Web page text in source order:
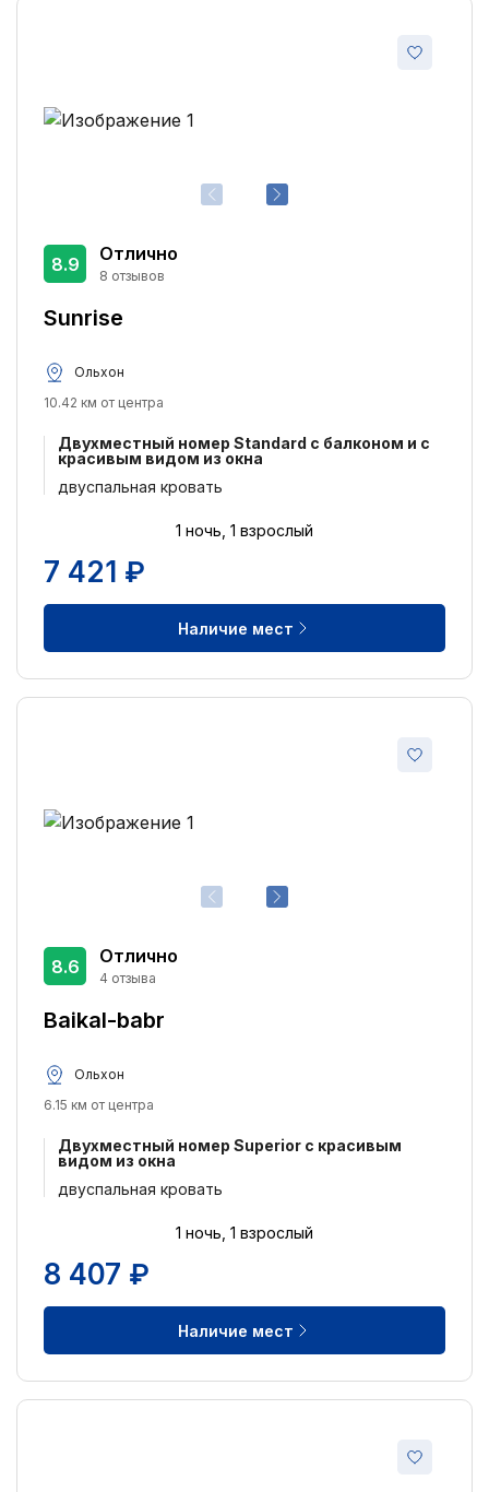
Sunrise
Отлично
8 отзывов
8.9
Ольхон
10.42 км от центра
Двухместный номер Standard с балконом и с
красивым видом из окна
двуспальная кровать
1 ночь, 1 взрослый
7 421 ₽
Наличие мест
Baikal-babr
Отлично
4 отзыва
8.6
Ольхон
6.15 км от центра
Двухместный номер Superior с красивым
видом из окна
двуспальная кровать
1 ночь, 1 взрослый
8 407 ₽
Наличие мест